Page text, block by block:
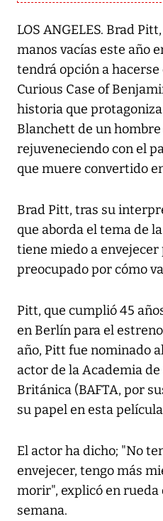
LOS ANGELES. Brad
manos vacías este año
tendrá opción a
Curious Case of
historia que
Blanchett de un hombre
rejuveneciendo con el
que muere convertido
Brad Pitt, tras su
que aborda el tema de
tiene miedo a envejecer
preocupado por cómo
Pitt, que cumplió 45
en Berlín para el
año, Pitt fue nominado
actor de la Academia
Británica (BAFTA, por
su papel en esta
El actor ha dicho; "No
envejecer, tengo más
morir", explicó en rueda
semana.